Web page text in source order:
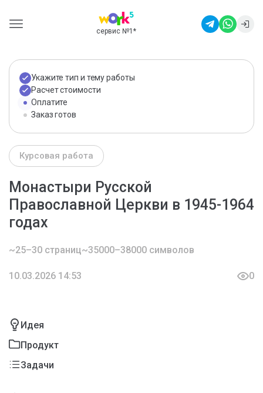
сервис №1 *
Укажите тип и тему работы
Расчет стоимости
Оплатите
Заказ готов
Курсовая работа
Монастыри Русской
Православной Церкви в 1945-1964
годах
~25–30 страниц~35000–38000 символов
10.03.2026 14:53 0
Идея
Продукт
Задачи